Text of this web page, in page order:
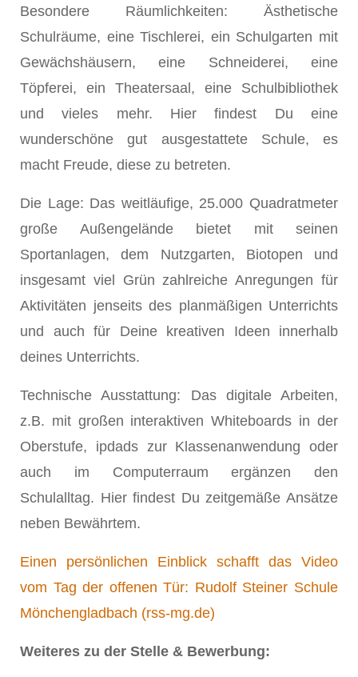
Besondere Räumlichkeiten: Ästhetische
Schulräume, eine Tischlerei, ein Schulgarten mit
Gewächshäusern, eine Schneiderei, eine
Töpferei, ein Theatersaal, eine Schulbibliothek
und vieles mehr. Hier findest Du eine
wunderschöne gut ausgestattete Schule, es
macht Freude, diese zu betreten.
Die Lage: Das weitläufige, 25.000 Quadratmeter
große Außengelände bietet mit seinen
Sportanlagen, dem Nutzgarten, Biotopen und
insgesamt viel Grün zahlreiche Anregungen für
Aktivitäten jenseits des planmäßigen Unterrichts
und auch für Deine kreativen Ideen innerhalb
deines Unterrichts.
Technische Ausstattung: Das digitale Arbeiten,
z.B. mit großen interaktiven Whiteboards in der
Oberstufe, ipdads zur Klassenanwendung oder
auch im Computerraum ergänzen den
Schulalltag. Hier findest Du zeitgemäße Ansätze
neben Bewährtem.
Einen persönlichen Einblick schafft das Video
vom Tag der offenen Tür: Rudolf Steiner Schule
Mönchengladbach (rss-mg.de)
Weiteres zu der Stelle & Bewerbung: